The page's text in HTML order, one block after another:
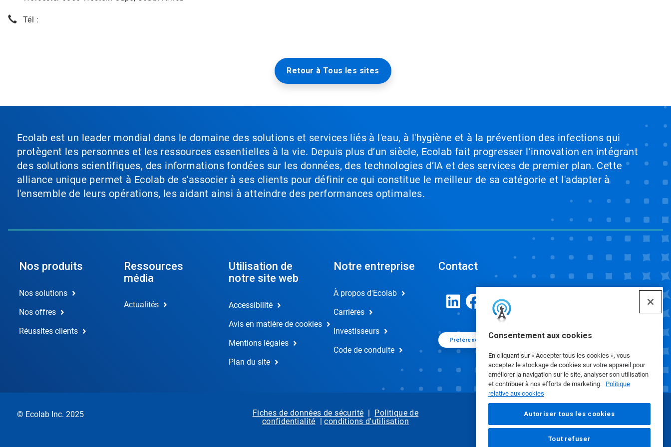
Consentement aux cookies
En cliquant sur « Accepter tous les cookies », vous
acceptez le stockage de cookies sur votre appareil pour
améliorer la navigation sur le site, analyser son utilisation
et contribuer à nos efforts de marketing. Politique
relative aux cookies
Autoriser tous les cookies
Tout refuser
Tél :
Retour à Tous les sites
Ecolab est un leader mondial dans le domaine des solutions et services liés à l'eau, à l'hygiène et à la prévention des infections qui
protègent les personnes et les ressources essentielles à la vie. Depuis plus d’un siècle, Ecolab fait progresser l’innovation en intégrant
des solutions scientifiques, des informations fondées sur les données, des technologies d’IA et des services de premier plan. Cette
alliance unique permet à Ecolab de s'associer à ses clients pour définir ce qui constitue le meilleur de sa catégorie et l'adapter à
l'ensemble de leurs opérations, les aidant ainsi à atteindre des performances optimales.
Nos produits
Nos solutions
Nos offres
Réussites clients
Ressources
média
Actualités
Utilisation de
notre site web
Accessibilité
Avis en matière de cookies
Mentions légales
Plan du site
Notre entreprise
À propos d'Ecolab
Carrières
Investisseurs
Code de conduite
Contact
Préférences de cookies
© Ecolab Inc. 2025 Fiches de données de sécurité | Politique de
confidentialité |conditions d'utilisation